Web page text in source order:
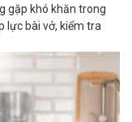
gặp khó khăn trong
lực bài vở, kiểm tra